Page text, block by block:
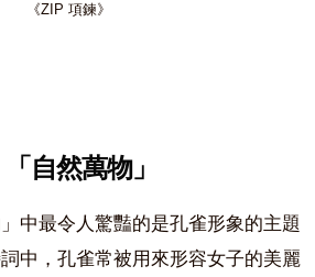
《ZIP 項鍊》
「自然萬物」
中最令人驚豔的是孔雀形象的主題
中，孔雀常被用來形容女子的美麗